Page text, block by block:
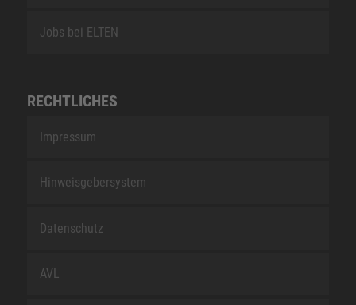
Jobs bei ELTEN
RECHTLICHES
Impressum
Hinweisgebersystem
Datenschutz
AVL